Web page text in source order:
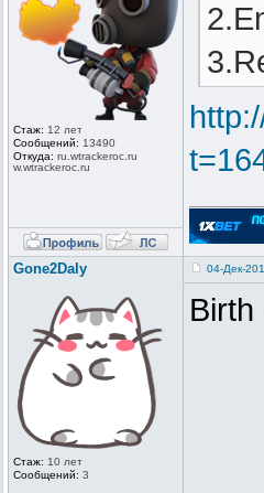
Стаж: 12 лет
Сообщений: 13490
Откуда: ru.wtrackeroc.ru
w.wtrackeroc .ru
Gone2Daly
Стаж: 10 лет
Сообщений: 3
04-Дек-
Birth